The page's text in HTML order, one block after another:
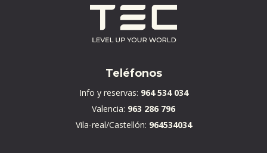
Teléfonos
Info y reservas: 964 534 034
Valencia: 963 286 796
Vila-real/Castellón: 964534034